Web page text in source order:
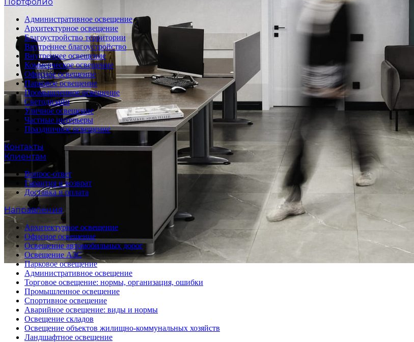
Административное освещение
Архитектурное освещение
Благоустройство территории
Внутреннее благоустройство
Внутреннее освещение
Коммерческое освещение
Офисное освещение
Парковое освещение
Промышленное освещение
Светодизайн
Уличное освещение
Частные интерьеры
Праздничное освещение
Контакты
Клиентам
Вопрос-ответ
Гарантия и возврат
Доставка и оплата
Направления
Архитектурное освещение
Офисное освещение
Освещение автомобильных дорог
Освещение АЗС
Парковое освещение
Административное освещение
Торговое освещение: нормы, организация, ошибки
Промышленное освещение
Спортивное освещение
Аварийное освещение: виды и нормы
Освещение складов
Освещение объектов жилищно-коммунальных хозяйств
Ландшафтное освещение